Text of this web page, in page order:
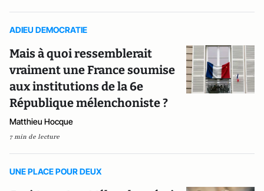
ADIEU DEMOCRATIE
Mais à quoi ressemblerait
vraiment une France soumise
aux institutions de la 6e
République mélenchoniste ?
Matthieu Hocque
7 min de lecture
UNE PLACE POUR DEUX